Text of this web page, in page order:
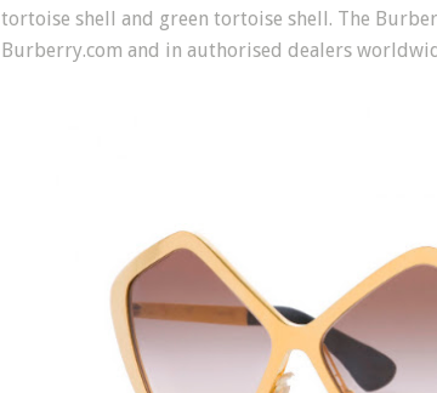
tortoise shell and green tortoise shell. The
Burberry.com and in authorised dealers